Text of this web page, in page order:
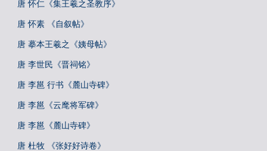
唐 怀仁《集王羲之圣教序》
唐 怀素 《自叙帖》
唐 摹本王羲之《姨母帖》
唐 李世民《晋祠铭》
唐 李邕 行书《麓山寺碑》
唐 李邕《云麾将军碑》
唐 李邕《麓山寺碑》
唐 杜牧 《张好好诗卷》